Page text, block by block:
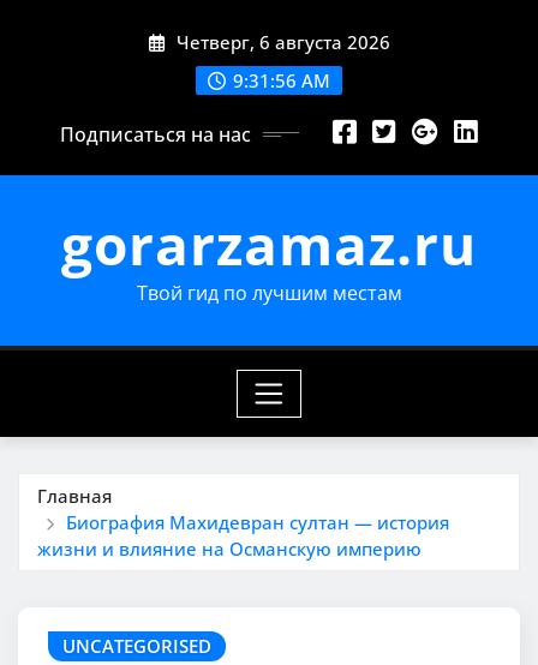
Четверг, 6 августа 2026
9:31:57 AM
Подписаться на нас
gorarzamaz.ru
Твой гид по лучшим местам
Главная
Биография Махидевран султан — история
жизни и влияние на Османскую империю
UNCATEGORISED